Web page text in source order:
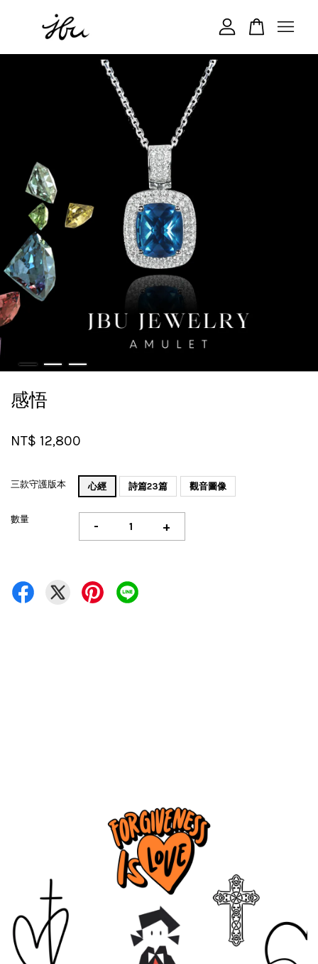
感悟
NT$ 12,800
三款守護版本 心經 詩篇23篇 觀音圖像
數量 - +
您的購物車目前還是空的。